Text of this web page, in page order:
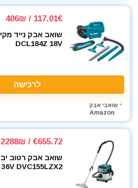
117.01€ / 406₪
DCL184Z 18V
לרכישה
שואבי אבק
Amazon
€655.72 / 2288₪
שואב אבק רטוב
DVC155LZX2